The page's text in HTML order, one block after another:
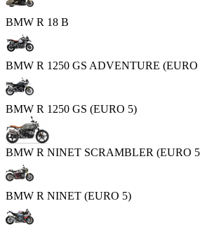
BMW R 18 B
BMW R 1250 GS ADVENTURE (EURO
BMW R 1250 GS (EURO 5)
BMW R NINET SCRAMBLER (EURO
BMW R NINET (EURO 5)